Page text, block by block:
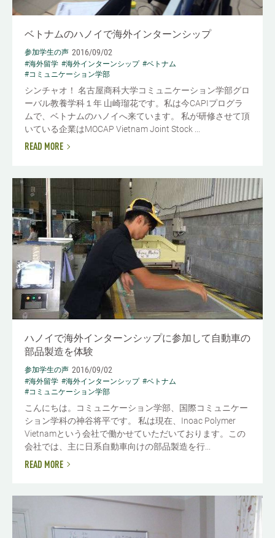
ベトナムのハノイで海外インターンシップ
参加学生の声 2016/09/02
#海外留学 #海外インターンシップ #ベトナム
#コミュニケーション学部
シンチャオ！ 名古屋商科大学コミュニケーション学部グロ
ーバル教養学科１年 山崎瑠花です。私は今CAPIプログラ
ムで、ベトナムのハノイへ来ています。 私が研修させて頂
いている企業はMOCAP Vietnam Joint Stock ...
READ MORE
ハノイで海外インターンシップに参加して自動車の
部品製造を体験
参加学生の声 2016/09/02
#海外留学 #海外インターンシップ #ベトナム
#コミュニケーション学部
こんにちは。コミュニケーション学部、国際コミュニケー
ション学科の神谷将平です。 私は現在、Inoac Polymer
Vietnamという会社で働かせていただいております。この
会社では、主に日系自動車向けの部品製造を行...
READ MORE